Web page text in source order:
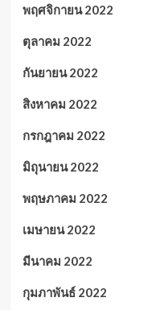
พฤศจิกายน 2022
ตุลาคม 2022
กันยายน 2022
สิงหาคม 2022
กรกฎาคม 2022
มิถุนายน 2022
พฤษภาคม 2022
เมษายน 2022
มีนาคม 2022
กุมภาพันธ์ 2022